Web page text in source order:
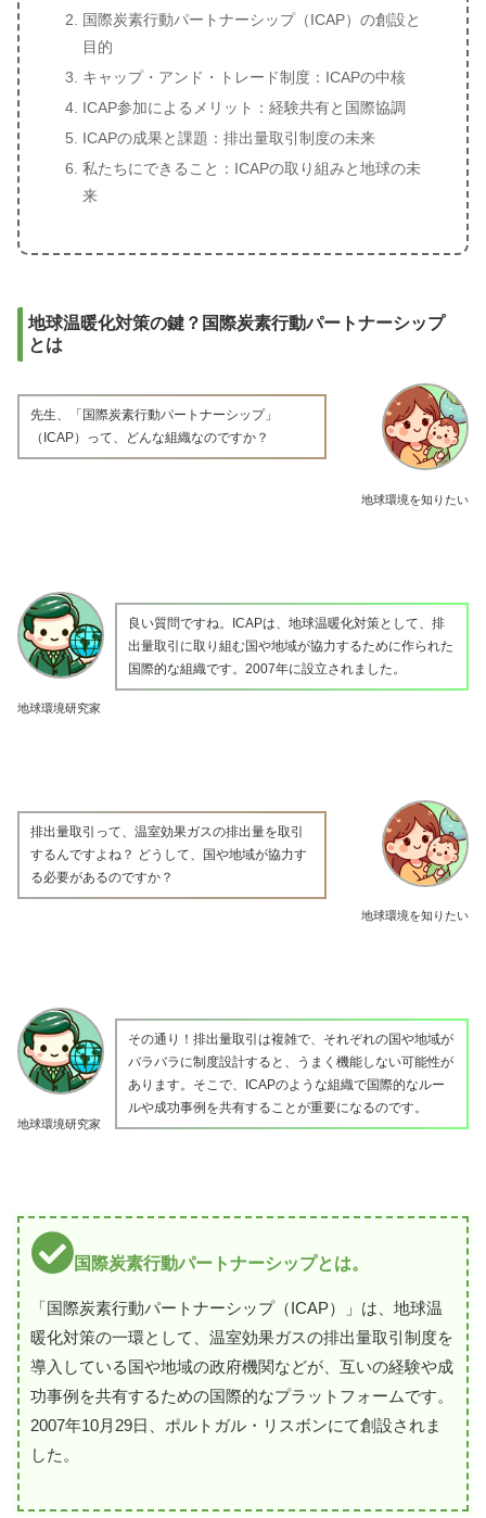
国際炭素行動パートナーシップ（ICAP）の創設と
目的
キャップ・アンド・トレード制度：ICAPの中核
ICAP参加によるメリット：経験共有と国際協調
ICAPの成果と課題：排出量取引制度の未来
私たちにできること：ICAPの取り組みと地球の未
来
地球温暖化対策の鍵？国際炭素行動パートナーシップ
とは
地球環境を知りたい
先生、「国際炭素行動パートナーシップ」
（ICAP）って、どんな組織なのですか？
地球環境研究家
良い質問ですね。ICAPは、地球温暖化対策として、排
出量取引に取り組む国や地域が協力するために作られた
国際的な組織です。2007年に設立されました。
地球環境を知りたい
排出量取引って、温室効果ガスの排出量を取引
するんですよね？ どうして、国や地域が協力す
る必要があるのですか？
地球環境研究家
その通り！排出量取引は複雑で、それぞれの国や地域が
バラバラに制度設計すると、うまく機能しない可能性が
あります。そこで、ICAPのような組織で国際的なルー
ルや成功事例を共有することが重要になるのです。
国際炭素行動パートナーシップとは。
「国際炭素行動パートナーシップ（ICAP）」は、地球温
暖化対策の一環として、温室効果ガスの排出量取引制度を
導入している国や地域の政府機関などが、互いの経験や成
功事例を共有するための国際的なプラットフォームです。
2007年10月29日、ポルトガル・リスボンにて創設されま
した。